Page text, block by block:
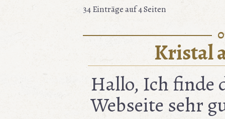
34 Einträge auf 4 Seiten
Kristal
Hallo, Ich finde
Webseite sehr